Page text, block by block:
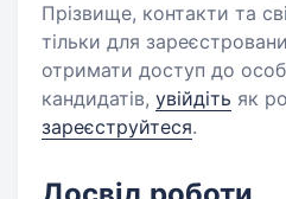
Прізвище, контакти та
тільки для
отримати доступ до
кандидатів, увійдіть як
зареєструйтеся.